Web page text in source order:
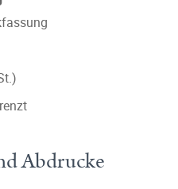
Abdrucke